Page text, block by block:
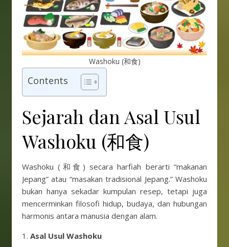
Washoku (和食)
Contents
Sejarah dan Asal Usul
Washoku (和食)
Washoku (和食) secara harfiah berarti “makanan
Jepang” atau “masakan tradisional Jepang.” Washoku
bukan hanya sekadar kumpulan resep, tetapi juga
mencerminkan filosofi hidup, budaya, dan hubungan
harmonis antara manusia dengan alam.
1. Asal Usul Washoku